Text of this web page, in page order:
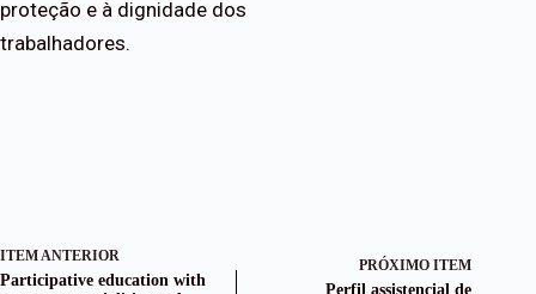
proteção e à dignidade dos
trabalhadores.
ITEM ANTERIOR
Participative education with
PRÓXIMO ITEM
Perfil assistencial de